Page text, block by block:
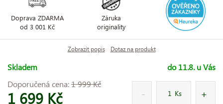
Doprava ZDARMA
od 3 001 Kč
Záruka
originality
Zobrazit popis Dotaz na produkt
Skladem
do 11.8. u Vás
Doporučená cena:1 999 Kč
1 699 Kč Ks